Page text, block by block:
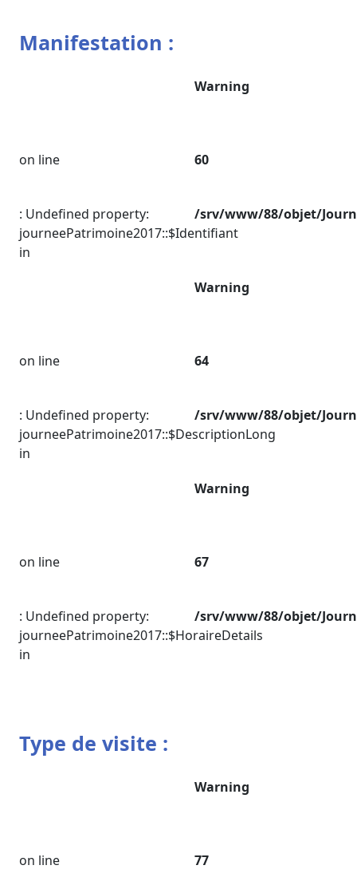
Manifestation :
Warning
on line 60
: Undefined property:
journeePatrimoine2017::$Identifiant
in
/srv/www/88/objet/
Warning
on line 64
: Undefined property:
journeePatrimoine2017::$DescriptionLong
in
/srv/www/88/objet/
Warning
on line 67
: Undefined property:
journeePatrimoine2017::$HoraireDetails
in
/srv/www/88/objet/
Type de visite :
Warning
on line 77